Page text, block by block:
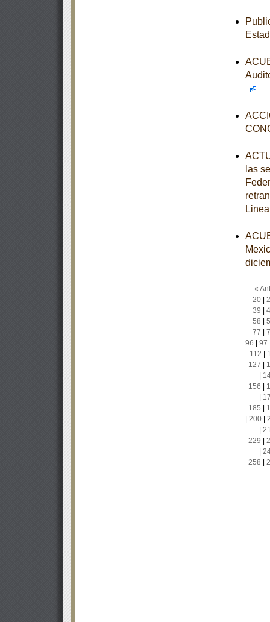
las
«
20|
39
58
77
96
97
112
127
156
185
200|
229
258